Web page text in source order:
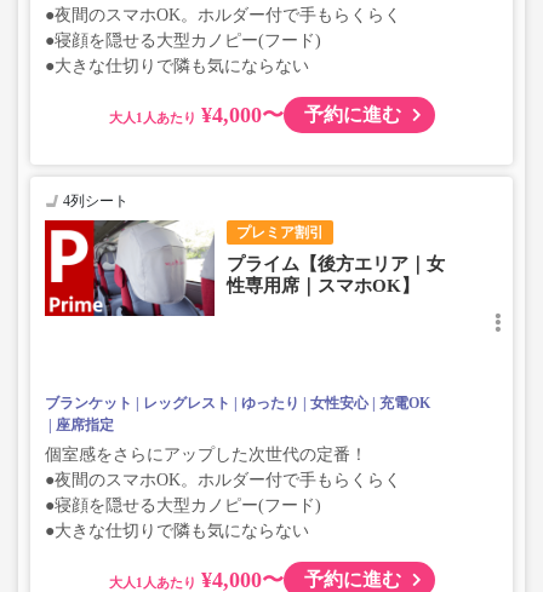
●夜間のスマホOK。ホルダー付で手もらくらく
●寝顔を隠せる大型カノピー(フード)
●大きな仕切りで隣も気にならない
大人 ¥4,000〜 予約に進む
プレミア割引
4列シート
プライム【後方エリア｜女
性専用席｜スマホOK】
ブランケット レッグレスト ゆったり 女性安心
充電OK
座席指定
個室感をさらにアップした次世代の定番！
●夜間のスマホOK。ホルダー付で手もらくらく
●寝顔を隠せる大型カノピー(フード)
●大きな仕切りで隣も気にならない
大人 ¥4,000〜 予約に進む